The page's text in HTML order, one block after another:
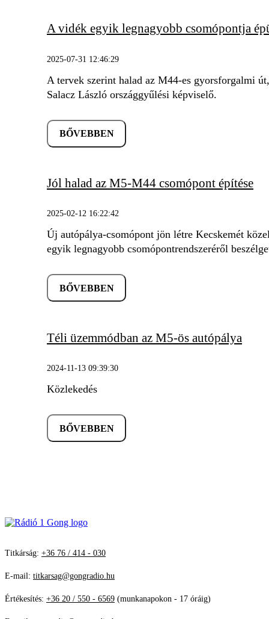
A vidék egyik legnagyobb csomópontja
2025-07-31 12:46:29
A tervek szerint halad az M44-es gyorsforgalmi
Salacz László országgyűlési képviselő.
BŐVEBBEN
Jól halad az M5-M44 csomópont építése
2025-02-12 16:22:42
Új autópálya-csomópont jön létre Kecskemét
egyik legnagyobb csomópontrendszeréről
BŐVEBBEN
Téli üzemmódban az M5-ös autópálya
2024-11-13 09:39:30
Közlekedés
BŐVEBBEN
Titkárság: +36 76 / 414 - 030
E-mail: titkarsag@gongradio.hu
Értékesítés: +36 20 / 550 - 6569 (munkanapokon - 17 óráig)